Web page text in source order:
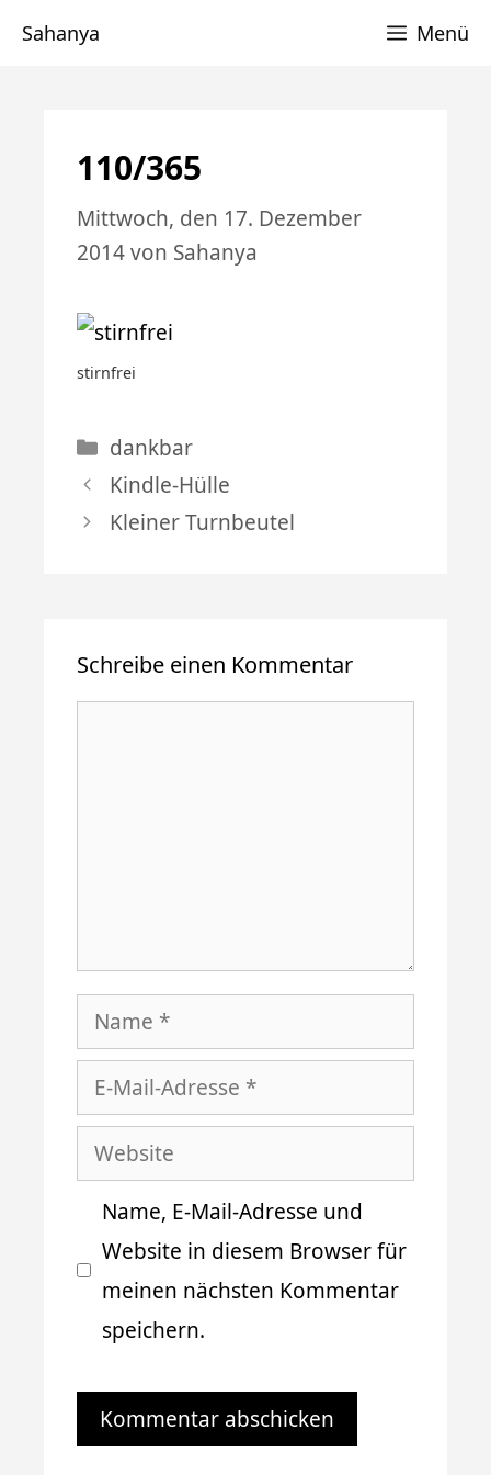
Sahanya Menü
110/365
Mittwoch, den 17. Dezember
2014von Sahanya
stirnfrei
Kategorien
dankbar
Kindle-Hülle
Kleiner Turnbeutel
Schreibe einen Kommentar
Name
Mail-
Adresse
Website
Name, E-Mail-Adresse und
Website in diesem Browser für
meinen nächsten Kommentar
speichern.